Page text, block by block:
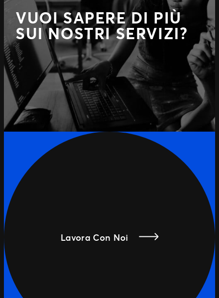
VUOI SAPERE DI PIÙ
SUI NOSTRI SERVIZI?
Lavora Con Noi